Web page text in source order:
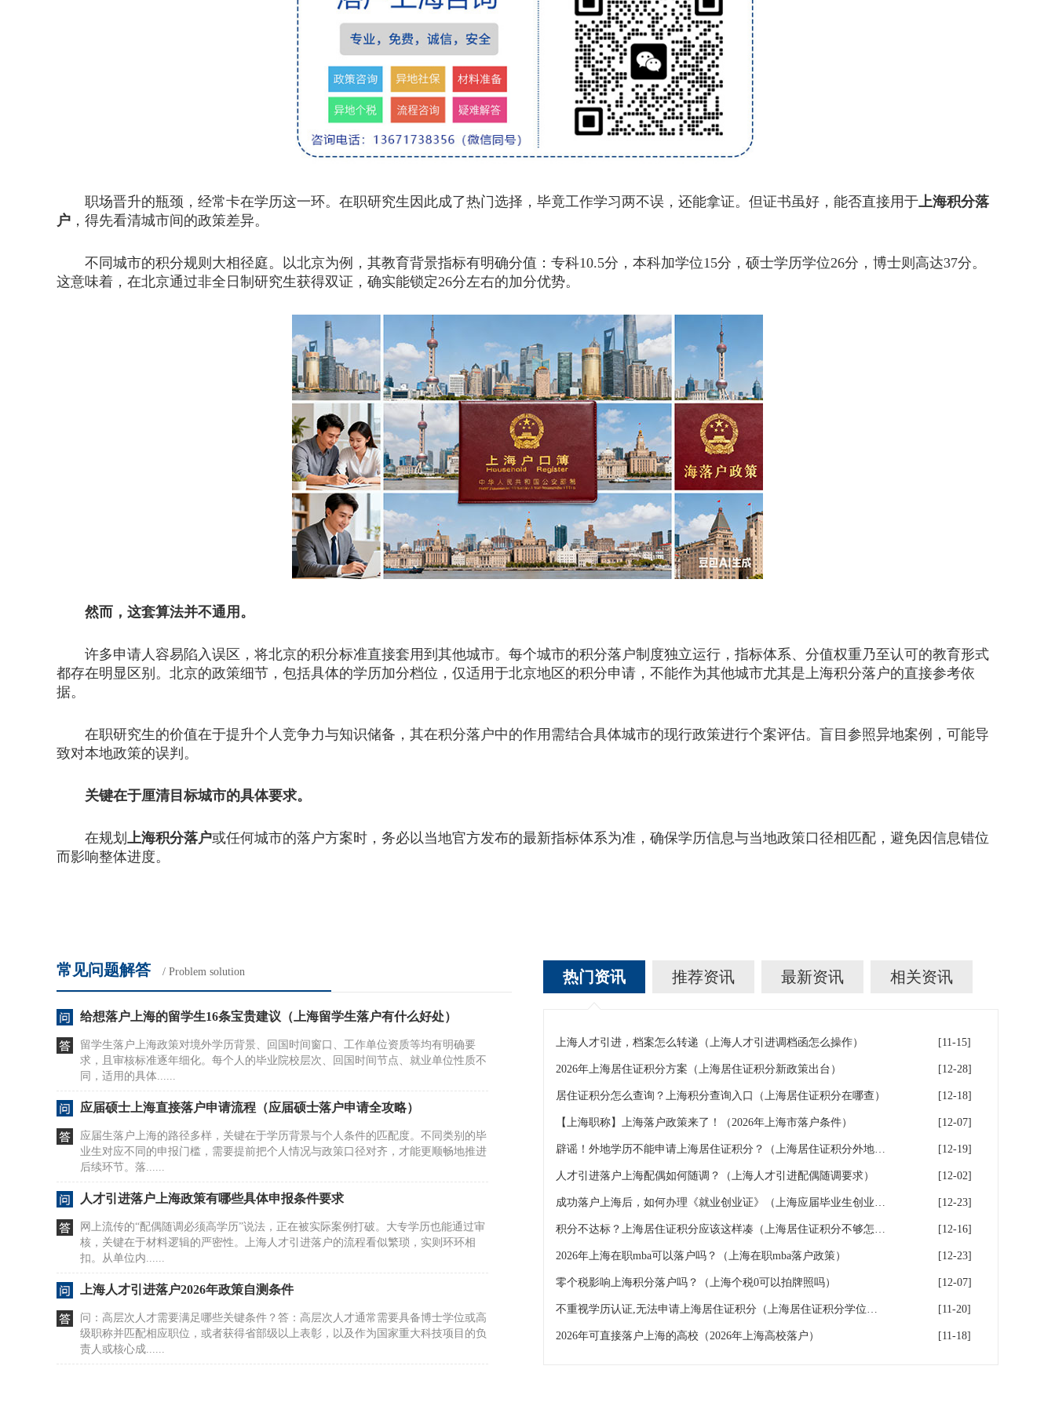
职场晋升的瓶颈，经常卡在学历这一环。在职研究生因此成了热门选择，毕竟工作学习两不误，还能拿证。但证书虽好，能否直接用于上海积分落
户 ，得先看清城市间的政策差异。
不同城市的积分规则大相径庭。以北京为例，其教育背景指标有明确分值：专科10.5分，本科加学位15分，硕士学历学位26分，博士则高达37分。
这意味着，在北京通过非全日制研究生获得双证，确实能锁定26分左右的加分优势。
然而，这套算法并不通用。
许多申请人容易陷入误区，将北京的积分标准直接套用到其他城市。每个城市的积分落户制度独立运行，指标体系、分值权重乃至认可的教育形式
都存在明显区别。北京的政策细节，包括具体的学历加分档位，仅适用于北京地区的积分申请，不能作为其他城市尤其是上海积分落户的直接参考依
据。
在职研究生的价值在于提升个人竞争力与知识储备，其在积分落户中的作用需结合具体城市的现行政策进行个案评估。盲目参照异地案例，可能导
致对本地政策的误判。
关键在于厘清目标城市的具体要求。
在规划 上海积分落户或任何城市的落户方案时，务必以当地官方发布的最新指标体系为准，确保学历信息与当地政策口径相匹配，避免因信息错位
而影响整体进度。
常见问题解答 / Problem solution
给想落户上海的留学生16条宝贵建议（上海留学生落户有什么好处）
留学生落户上海政策对境外学历背景、回国时间窗口、工作单位资质等均有明确要
求，且审核标准逐年细化。每个人的毕业院校层次、回国时间节点、就业单位性质不
同，适用的具体......
应届硕士上海直接落户申请流程（应届硕士落户申请全攻略）
应届生落户上海的路径多样，关键在于学历背景与个人条件的匹配度。不同类别的毕
业生对应不同的申报门槛，需要提前把个人情况与政策口径对齐，才能更顺畅地推进
后续环节。落......
人才引进落户上海政策有哪些具体申报条件要求
网上流传的“配偶随调必须高学历”说法，正在被实际案例打破。大专学历也能通过审
核，关键在于材料逻辑的严密性。上海人才引进落户的流程看似繁琐，实则环环相
扣。从单位内......
上海人才引进落户2026年政策自测条件
问：高层次人才需要满足哪些关键条件？答：高层次人才通常需要具备博士学位或高
级职称并匹配相应职位，或者获得省部级以上表彰，以及作为国家重大科技项目的负
责人或核心成......
热门资讯 推荐资讯 最新资讯 相关资讯
上海人才引进，档案怎么转递（上海人才引进调档函怎么操作） [11-15]
2026年上海居住证积分方案（上海居住证积分新政策出台） [12-28]
居住证积分怎么查询？上海积分查询入口（上海居住证积分在哪查） [12-18]
【上海职称】上海落户政策来了！（2026年上海市落户条件） [12-07]
辟谣！外地学历不能申请上海居住证积分？（上海居住证积分外地大专可以吗） [12-19]
人才引进落户上海配偶如何随调？（上海人才引进配偶随调要求） [12-02]
成功落户上海后，如何办理《就业创业证》（上海应届毕业生创业落户） [12-23]
积分不达标？上海居住证积分应该这样凑（上海居住证积分不够怎么办） [12-16]
2026年上海在职mba可以落户吗？（上海在职mba落户政策） [12-23]
零个税影响上海积分落户吗？（上海个税0可以拍牌照吗） [12-07]
不重视学历认证,无法申请上海居住证积分（上海居住证积分学位认证） [11-20]
2026年可直接落户上海的高校（2026年上海高校落户） [11-18]